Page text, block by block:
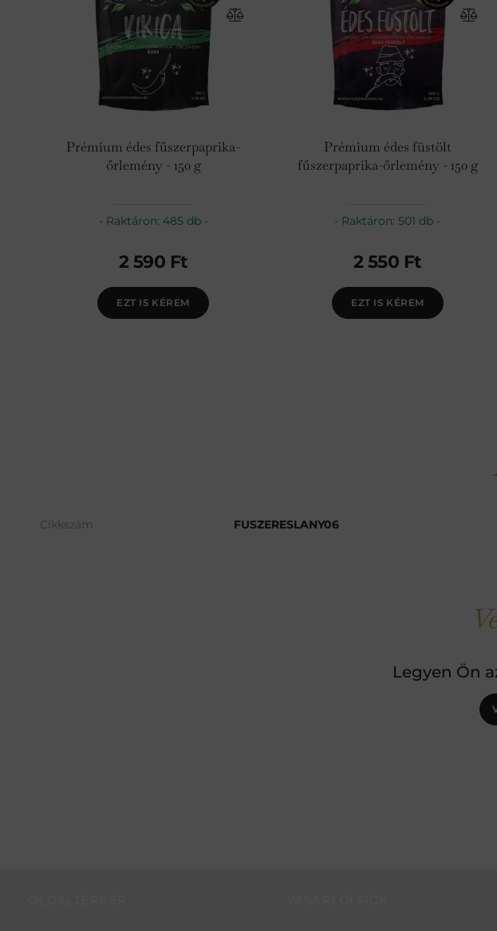
Prémium édes fűszerpaprika-
őrlemény - 150 g
Raktáron: 485 db
2 590 Ft
EZT IS KÉREM
Prémium édes füstölt
fűszerpaprika-őrlemény - 150 g
Raktáron: 501 db
2 550 Ft
EZT IS KÉREM
Cikkszám FUSZERESLANY06
Legyen Ön